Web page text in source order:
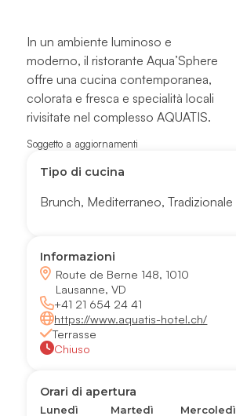
In un ambiente luminoso e
moderno, il ristorante Aqua’Sphere
offre una cucina contemporanea,
colorata e fresca e specialità locali
rivisitate nel complesso AQUATIS.
Soggetto a aggiornamenti
Tipo di cucina
Brunch, Mediterraneo,Tradizionale
Informazioni
Route de Berne 148, 1010
Lausanne, VD
+41 21 654 24 41
https://www.aquatis-hotel.ch/
Terrasse
Chiuso
Orari di apertura
Lunedì Martedì Mercoledì